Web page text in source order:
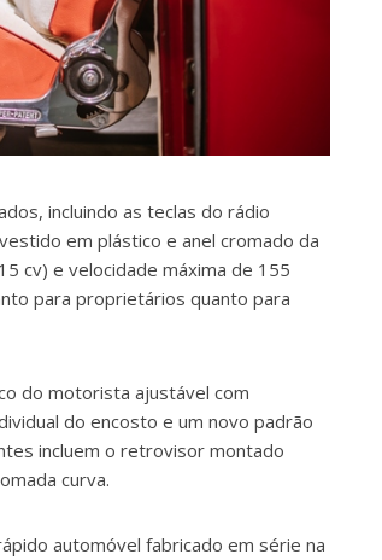
incluindo as teclas do rádio
em plástico e anel cromado da
cv) e velocidade máxima de 155
para proprietários quanto para
do motorista ajustável com
do encosto e um novo padrão
incluem o retrovisor montado
curva.
automóvel fabricado em série na